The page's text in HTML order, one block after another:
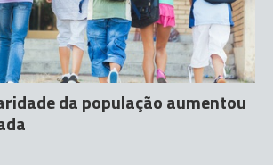
da população aumentou